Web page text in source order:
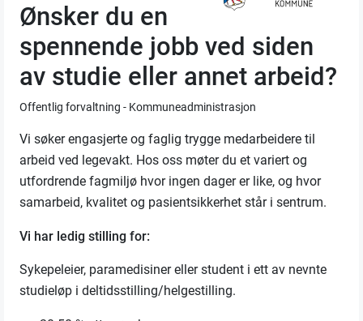
Ønsker du en
spennende jobb ved siden
av studie eller annet arbeid?
Offentlig forvaltning - Kommuneadministrasjon
Vi søker engasjerte og faglig trygge medarbeidere til
arbeid ved legevakt. Hos oss møter du et variert og
utfordrende fagmiljø hvor ingen dager er like, og hvor
samarbeid, kvalitet og pasientsikkerhet står i sentrum.
Vi har ledig stilling for:
Sykepeleier, paramedisiner eller student i ett av nevnte
studieløp i deltidsstilling/helgestilling.